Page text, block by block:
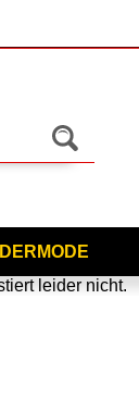
leider nicht.